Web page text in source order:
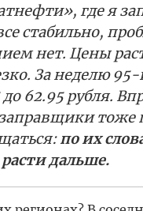
где я
стабильно,
нет. Цены
За неделю
до 62.95 рубля.
заправщики тоже
по их
расти дальше.